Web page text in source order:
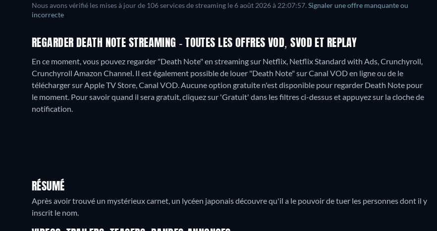
Nous avons vérifié les mises à jour de 106services de streaming le6 août 2026à 22:07:57. Signaler une offre manquante ou
incorrecte
REGARDER DEATH NOTE STREAMING - TOUTES LES OFFRES VOD, SVOD ET REPLAY
En ce moment, vous pouvez regarder "Death Note" en streaming sur Netflix, Netflix Standard with Ads, Crunchyroll,
Crunchyroll Amazon Channel. Il est également possible de louer "Death Note" sur Canal VOD en ligne ou de le
télécharger sur Apple TV Store, Canal VOD. Aucune option gratuite n'est disponible pour regarder Death Note pour
le moment. Pour savoir quand il sera gratuit, cliquez sur 'Gratuit' dans les filtres ci-dessus et appuyez sur la cloche de
notification.
RÉSUMÉ
Après avoir trouvé un mystérieux carnet, un lycéen japonais découvre qu'il a le pouvoir de tuer les personnes dont il y
inscrit le nom.